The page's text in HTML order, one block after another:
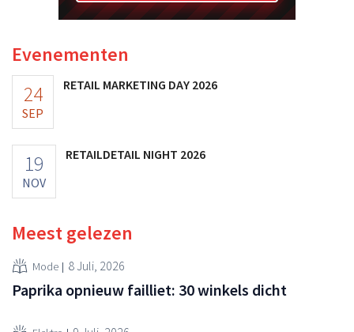
Evenementen
24
SEP
RETAIL MARKETING DAY 2026
19
NOV
RETAILDETAIL NIGHT 2026
Meest gelezen
Mode 8 Juli, 2026
Paprika opnieuw failliet: 30 winkels dicht